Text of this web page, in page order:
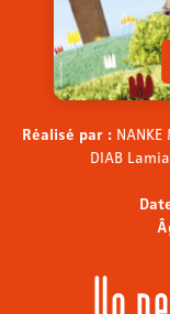
Réalisé par :
DIAB